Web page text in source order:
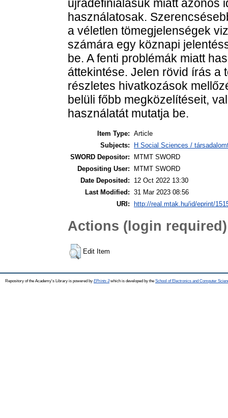
újradefiniálásuk miatt azonos
használatosak.
a véletlen tömegjelenségek
számára egy köznapi
be. A fenti problémák miatt
áttekintése. Jelen rövid írás a
részletes hivatkozások
belüli főbb megközelítéseit,
használatát mutatja be.
Item Type: Article
Subjects:
H Social Sciences /
SWORD Depositor:
MTMT SWORD
Depositing User:
MTMT SWORD
Date Deposited:
12 Oct 2022 13:30
Last Modified: 31 Mar 2023 08:56
URI:
http://real.mtak.hu/id/eprint/
Actions (login required)
Edit Item
Repository of the Academy's Library is powered by EPrints 3which is developed by the School of Electronics and Computer